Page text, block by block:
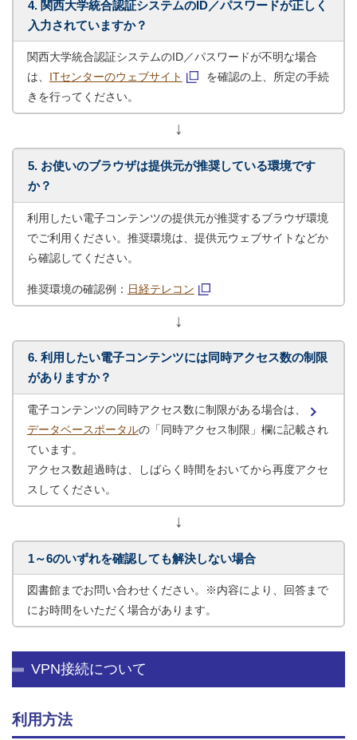
4. 関西大学統合認証システムのID／パスワードが正しく
入力されていますか？
関西大学統合認証システムのID／パスワードが不明な場合
は、 ITセンターのウェブサイト
を確認の上、所定の手続
きを行ってください。
↓
5. お使いのブラウザは提供元が推奨している環境です
か？
利用したい電子コンテンツの提供元が推奨するブラウザ環境
でご利用ください。推奨環境は、提供元ウェブサイトなどか
ら確認してください。
推奨環境の確認例： 日経テレコン
↓
6. 利用したい電子コンテンツには同時アクセス数の制限
がありますか？
電子コンテンツの同時アクセス数に制限がある場合は、
データベースポータルの「同時アクセス制限」欄に記載され
ています。
アクセス数超過時は、しばらく時間をおいてから再度アクセ
スしてください。
↓
1～6のいずれを確認しても解決しない場合
図書館までお問い合わせください。※内容により、回答まで
にお時間をいただく場合があります。
VPN接続について
利用方法